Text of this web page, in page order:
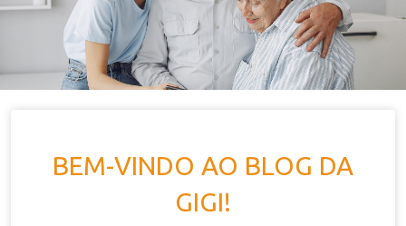
BEM-VINDO AO BLOG DA
GIGI!